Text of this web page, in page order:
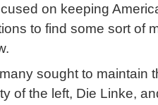
on keeping
to find some sort of
sought to maintain
of the left, Die Linke,